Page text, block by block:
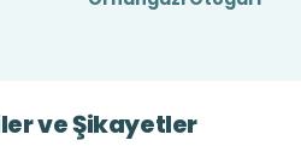
ve Şikayetler